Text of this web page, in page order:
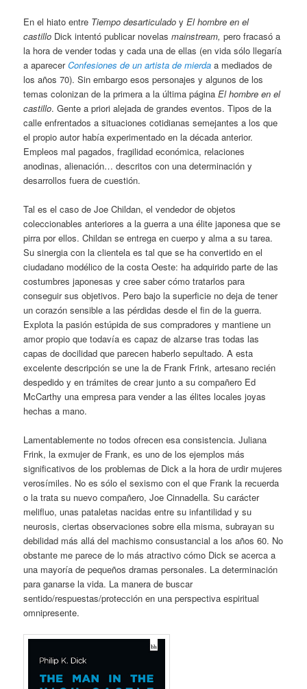
En el hiato entre Tiempo desarticulado yEl hombre en el
castillo Dick intentó publicar novelasmainstream,pero fracasó a
la hora de vender todas y cada una de ellas (en vida sólo llegaría
a aparecerConfesiones de un artista de mierda a mediados de
los años 70). Sin embargo esos personajes y algunos de los
temas colonizan de la primera a la última páginaEl hombre en el
castillo. Gente a priori alejada de grandes eventos. Tipos de la
calle enfrentados a situaciones cotidianas semejantes a los que
el propio autor había experimentado en la década anterior.
Empleos mal pagados, fragilidad económica, relaciones
anodinas, alienación… descritos con una determinación y
desarrollos fuera de cuestión.
Tal es el caso de Joe Childan, el vendedor de objetos
coleccionables anteriores a la guerra a una élite japonesa que se
pirra por ellos. Childan se entrega en cuerpo y alma a su tarea.
Su sinergia con la clientela es tal que se ha convertido en el
ciudadano modélico de la costa Oeste: ha adquirido parte de las
costumbres japonesas y cree saber cómo tratarlos para
conseguir sus objetivos. Pero bajo la superficie no deja de tener
un corazón sensible a las pérdidas desde el fin de la guerra.
Explota la pasión estúpida de sus compradores y mantiene un
amor propio que todavía es capaz de alzarse tras todas las
capas de docilidad que parecen haberlo sepultado. A esta
excelente descripción se une la de Frank Frink, artesano recién
despedido y en trámites de crear junto a su compañero Ed
McCarthy una empresa para vender a las élites locales joyas
hechas a mano.
Lamentablemente no todos ofrecen esa consistencia. Juliana
Frink, la exmujer de Frank, es uno de los ejemplos más
significativos de los problemas de Dick a la hora de urdir mujeres
verosímiles. No es sólo el sexismo con el que Frank la recuerda
o la trata su nuevo compañero, Joe Cinnadella. Su carácter
melifluo, unas pataletas nacidas entre su infantilidad y su
neurosis, ciertas observaciones sobre ella misma, subrayan su
debilidad más allá del machismo consustancial a los años 60. No
obstante me parece de lo más atractivo cómo Dick se acerca a
una mayoría de pequeños dramas personales. La determinación
para ganarse la vida. La manera de buscar
sentido/respuestas/protección en una perspectiva espiritual
omnipresente.